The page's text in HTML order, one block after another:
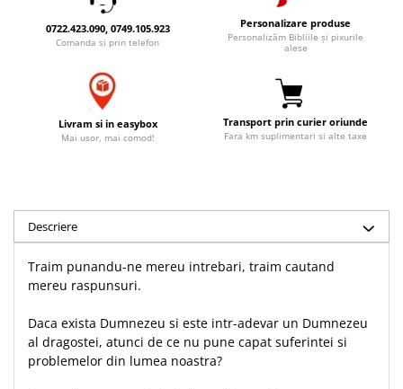
Pedagogie
Sanatate
Apologetica
Dogmatica
Misiune
Contemporaneitate
Devotional
Suport pentru pahar
Tablouri
Tablouri canvas
0722.423.090, 0749.105.923
Comanda si prin telefon
Personalizare produse
Personalizăm Bibliile și pixurile
alese
Livram si in easybox
Mai usor, mai comod!
Transport prin curier oriunde
Fara km suplimentari si alte taxe
Descriere
Traim punandu-ne mereu intrebari, traim cautand
mereu raspunsuri.
Daca exista Dumnezeu si este intr-adevar un Dumnezeu
al dragostei, atunci de ce nu pune capat suferintei si
problemelor din lumea noastra?